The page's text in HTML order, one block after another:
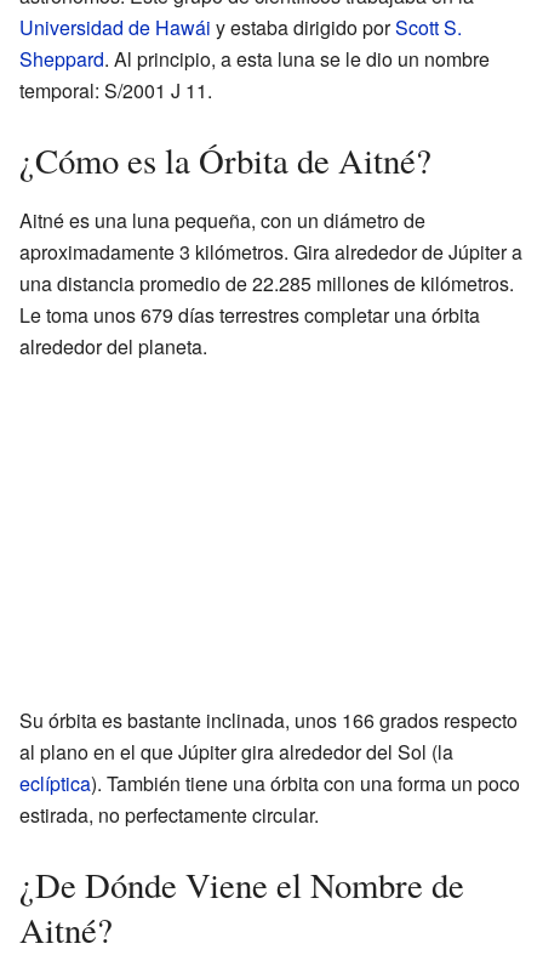
Universidad de Hawái y estaba dirigido porScott S.
Sheppard. Al principio, a esta luna se le dio un nombre
temporal: S/2001 J 11.
¿Cómo es la Órbita de Aitné?
Aitné es una luna pequeña, con un diámetro de
aproximadamente 3 kilómetros. Gira alrededor de Júpiter a
una distancia promedio de 22.285 millones de kilómetros.
Le toma unos 679 días terrestres completar una órbita
alrededor del planeta.
Su órbita es bastante inclinada, unos 166 grados respecto
al plano en el que Júpiter gira alrededor del Sol (la
eclíptica). También tiene una órbita con una forma un poco
estirada, no perfectamente circular.
¿De Dónde Viene el Nombre de
Aitné?